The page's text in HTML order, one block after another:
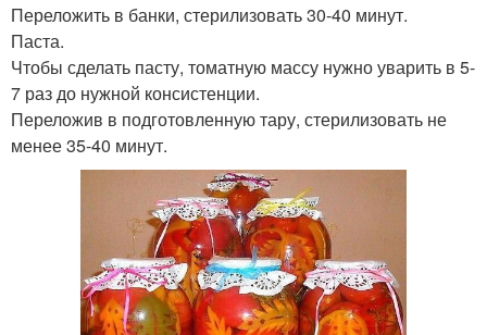
Переложить в банки, стерилизовать 30-40 минут.
Паста.
Чтобы сделать пасту, томатную массу нужно уварить в 5-
7 раз до нужной консистенции.
Переложив в подготовленную тару, стерилизовать не
менее 35-40 минут.